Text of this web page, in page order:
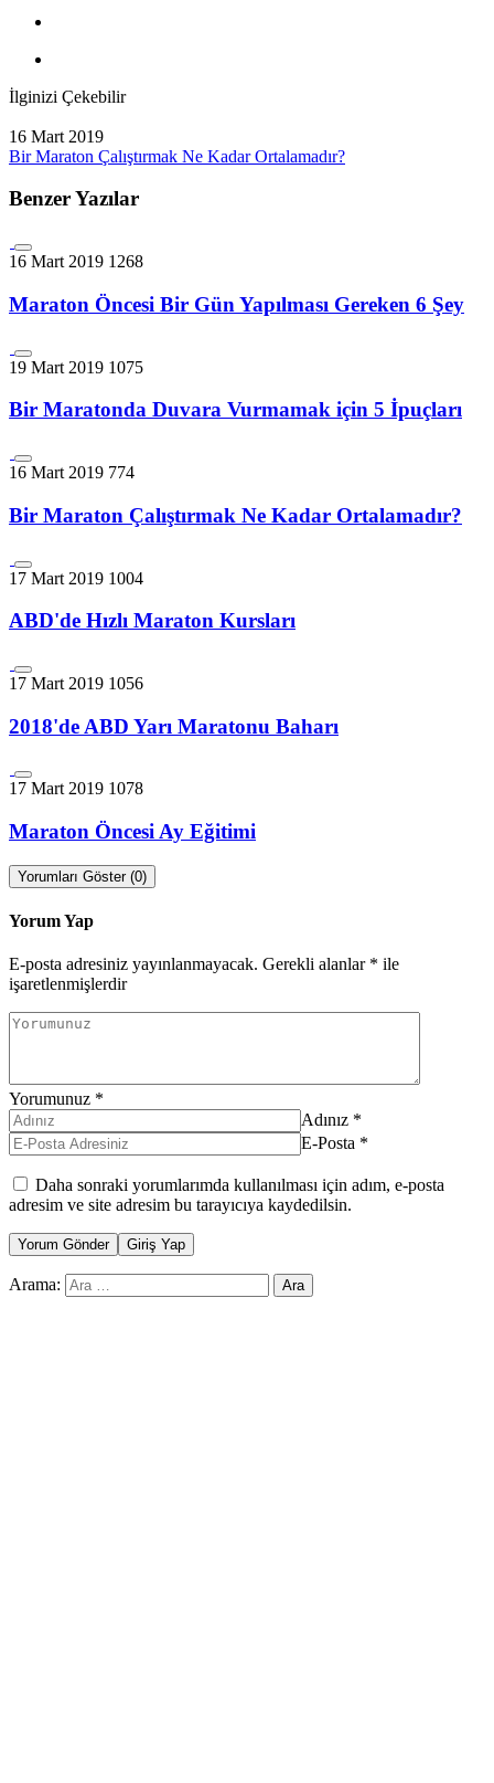
İlginizi Çekebilir
16 Mart 2019
Bir Maraton Çalıştırmak Ne Kadar Ortalamadır?
Benzer Yazılar
16 Mart 2019 1268
Maraton Öncesi Bir Gün Yapılması Gereken 6 Şey
19 Mart 2019 1075
Bir Maratonda Duvara Vurmamak için 5 İpuçları
16 Mart 2019 774
Bir Maraton Çalıştırmak Ne Kadar Ortalamadır?
17 Mart 2019 1004
ABD'de Hızlı Maraton Kursları
17 Mart 2019 1056
2018'de ABD Yarı Maratonu Baharı
17 Mart 2019 1078
Maraton Öncesi Ay Eğitimi
Yorumları Göster (0)
Yorum Yap
E-posta adresiniz yayınlanmayacak. Gerekli alanlar * ile
işaretlenmişlerdir
Yorumunuz *
Adınız *
E-Posta *
Daha sonraki yorumlarımda kullanılması için adım, e-posta
adresim ve site adresim bu tarayıcıya kaydedilsin.
Yorum Gönder Giriş Yap
Arama: